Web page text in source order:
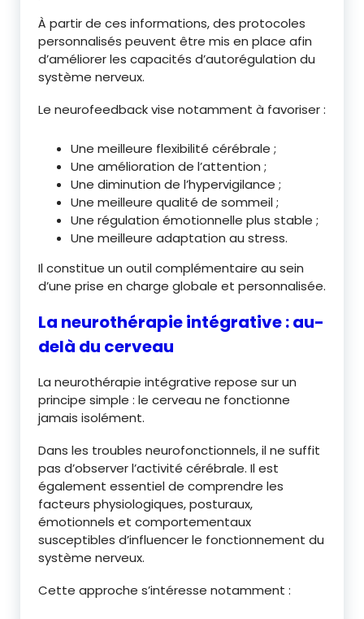
À partir de ces informations, des protocoles
personnalisés peuvent être mis en place afin
d’améliorer les capacités d’autorégulation du
système nerveux.
Le neurofeedback vise notamment à favoriser :
Une meilleure flexibilité cérébrale ;
Une amélioration de l’attention ;
Une diminution de l’hypervigilance ;
Une meilleure qualité de sommeil ;
Une régulation émotionnelle plus stable ;
Une meilleure adaptation au stress.
Il constitue un outil complémentaire au sein
d’une prise en charge globale et personnalisée.
La neurothérapie intégrative : au-
delà du cerveau
La neurothérapie intégrative repose sur un
principe simple : le cerveau ne fonctionne
jamais isolément.
Dans les troubles neurofonctionnels, il ne suffit
pas d’observer l’activité cérébrale. Il est
également essentiel de comprendre les
facteurs physiologiques, posturaux,
émotionnels et comportementaux
susceptibles d’influencer le fonctionnement du
système nerveux.
Cette approche s’intéresse notamment :